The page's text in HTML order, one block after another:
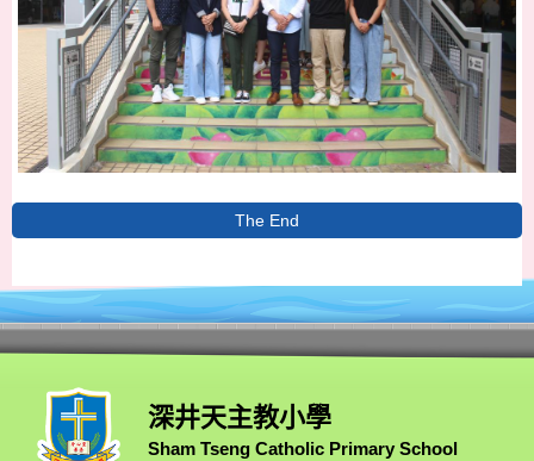
The End
深井天主教小學
Sham Tseng Catholic Primary School